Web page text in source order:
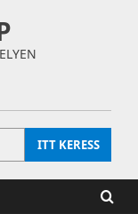
ITT KERESS